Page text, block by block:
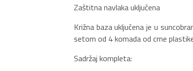
Zaštitna navlaka uključena
Križna baza uključena je u
setom od 4 komada od crne
Sadržaj kompleta: